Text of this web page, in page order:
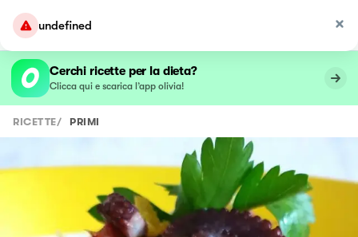
undefined
Cerchi ricette per la dieta?
Clicca qui e scarica l’app olivia!
RICETTE/ PRIMI